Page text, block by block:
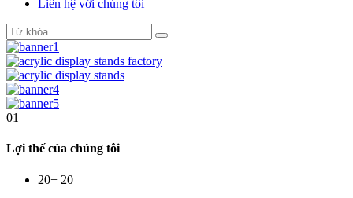
Liên hệ với chúng tôi
01
Lợi thế của chúng tôi
20+ 20